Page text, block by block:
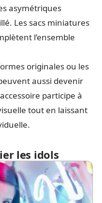
asymétriques
Les sacs miniatures
l’ensemble
originales ou les
aussi devenir
participe à
tout en laissant
les idols